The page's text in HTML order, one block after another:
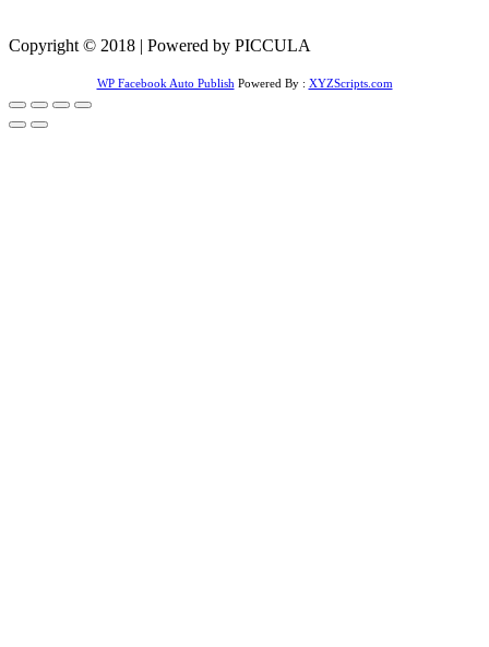
Copyright © 2018 | Powered by PICCULA
WP Facebook Auto Publish Powered By : XYZScripts.com